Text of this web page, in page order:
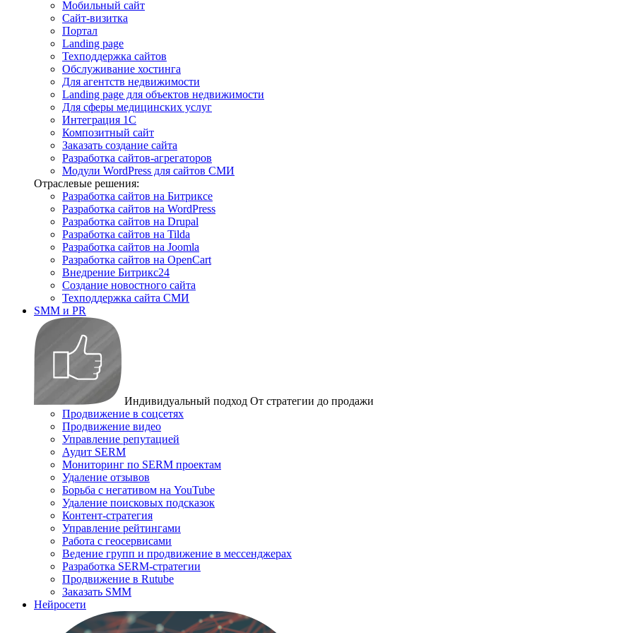
Мобильный сайт
Сайт-визитка
Портал
Landing page
Техподдержка сайтов
Обслуживание хостинга
Для агентств недвижимости
Landing page для объектов недвижимости
Для сферы медицинских услуг
Интеграция 1С
Композитный сайт
Заказать создание сайта
Разработка сайтов-агрегаторов
Модули WordPress для сайтов СМИ
Отраслевые решения:
Разработка сайтов на Битриксе
Разработка сайтов на WordPress
Разработка сайтов на Drupal
Разработка сайтов на Tilda
Разработка сайтов на Joomla
Разработка сайтов на OpenCart
Внедрение Битрикс24
Создание новостного сайта
Техподдержка сайта СМИ
SMM и PR
Индивидуальный подход От стратегии до продажи
Продвижение в соцсетях
Продвижение видео
Управление репутацией
Аудит SERM
Мониторинг по SERM проектам
Удаление отзывов
Борьба с негативом на YouTube
Удаление поисковых подсказок
Контент-стратегия
Управление рейтингами
Работа с геосервисами
Ведение групп и продвижение в мессенджерах
Разработка SERM-стратегии
Продвижение в Rutube
Заказать SMM
Нейросети